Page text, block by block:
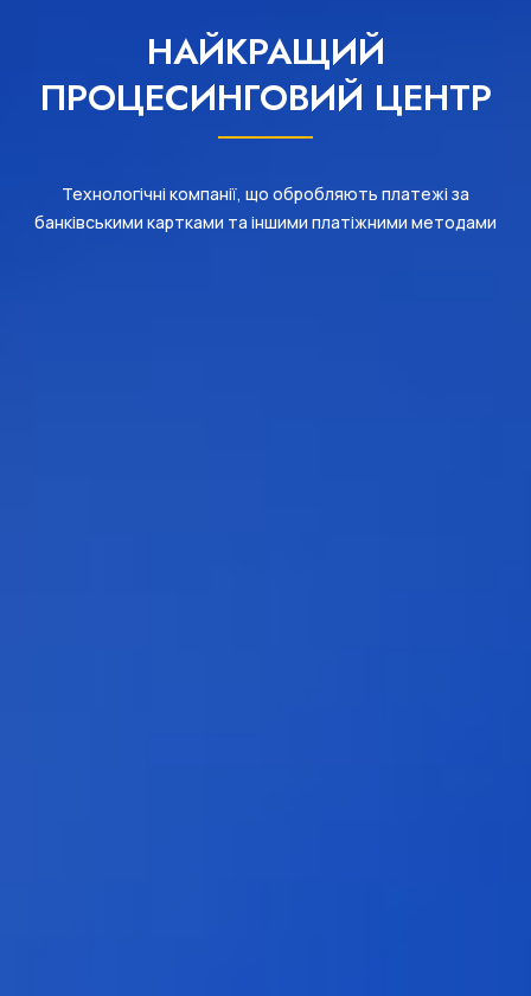
НАЙКРАЩИЙ
ПРОЦЕСИНГОВИЙ ЦЕНТР
Технологічні компанії, що обробляють платежі за
банківськими картками та іншими платіжними методами